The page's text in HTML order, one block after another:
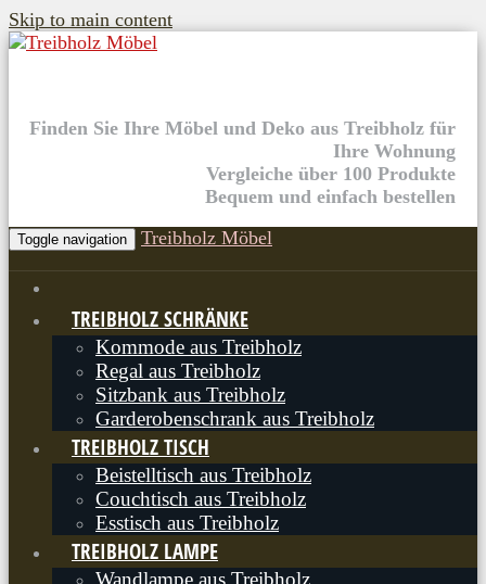
Skip to main content
Finden Sie Ihre Möbel und Deko aus Treibholz für
Ihre Wohnung
Vergleiche über 100 Produkte
Bequem und einfach bestellen
Toggle navigation Treibholz Möbel
TREIBHOLZ SCHRÄNKE
Kommode aus Treibholz
Regal aus Treibholz
Sitzbank aus Treibholz
Garderobenschrank aus Treibholz
TREIBHOLZ TISCH
Beistelltisch aus Treibholz
Couchtisch aus Treibholz
Esstisch aus Treibholz
TREIBHOLZ LAMPE
Wandlampe aus Treibholz